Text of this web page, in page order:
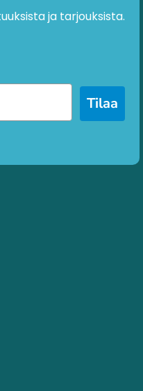
ja tarjouksista.
Tilaa